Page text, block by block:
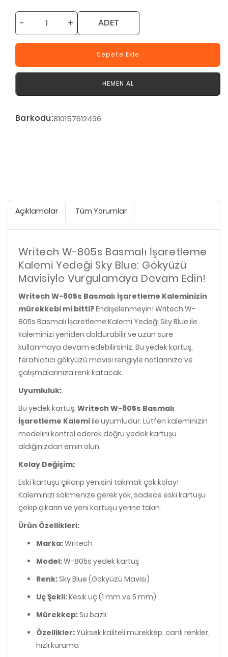
- + ADET
Sepete Ekle
HEMEN AL
Barkodu:810157612496
Açıklamalar Tüm Yorumlar
Writech W-805s Basmalı İşaretleme
Kalemi Yedeği Sky Blue: Gökyüzü
Mavisiyle Vurgulamaya Devam Edin!
Writech W-805s Basmalı İşaretleme Kaleminizin
mürekkebi mi bitti?Endişelenmeyin! Writech W-
805s Basmalı İşaretleme Kalemi Yedeği Sky Blue ile
kaleminizi yeniden doldurabilir ve uzun süre
kullanmaya devam edebilirsiniz. Bu yedek kartuş,
ferahlatıcı gökyüzü mavisi rengiyle notlarınıza ve
çalışmalarınıza renk katacak.
Uyumluluk:
Bu yedek kartuş, Writech W-805s Basmalı
İşaretleme Kalemiile uyumludur. Lütfen kaleminizin
modelini kontrol ederek doğru yedek kartuşu
aldığınızdan emin olun.
Kolay Değişim:
Eski kartuşu çıkarıp yenisini takmak çok kolay!
Kaleminizi sökmenize gerek yok, sadece eski kartuşu
çekip çıkarın ve yeni kartuşu yerine takın.
Ürün Özellikleri:
Marka:Writech
Model:W-805s yedek kartuş
Renk:Sky Blue (Gökyüzü Mavisi)
Uç Şekli:Kesik uç (1 mm ve 5 mm)
Mürekkep:Su bazlı
Özellikler:Yüksek kaliteli mürekkep, canlı renkler,
hızlı kuruma